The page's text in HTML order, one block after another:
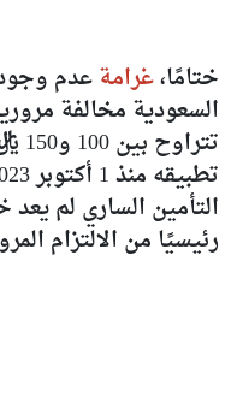
ختامًا،غرامةعدم
السعودية مخالفة
التأمين الساري لم يعد
رئيسيًا من الالتزام